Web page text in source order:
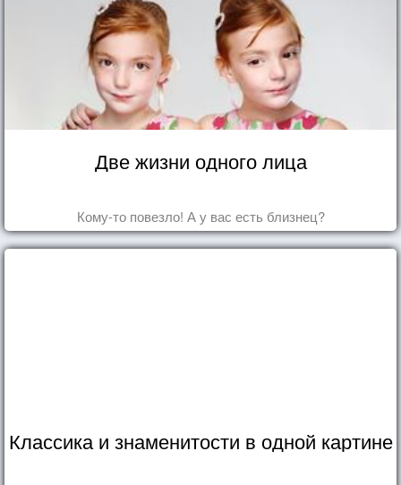
Две жизни одного лица
Кому-то повезло! А у вас есть близнец?
Классика и знаменитости в одной картине